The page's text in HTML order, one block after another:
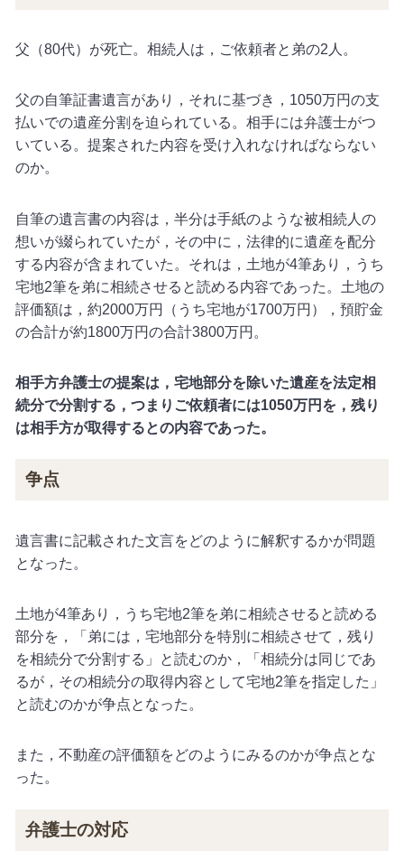
父（80代）が死亡。相続人は，ご依頼者と弟の2人。
父の自筆証書遺言があり，それに基づき，1050万円の支
払いでの遺産分割を迫られている。相手には弁護士がつ
いている。提案された内容を受け入れなければならない
のか。
自筆の遺言書の内容は，半分は手紙のような被相続人の
想いが綴られていたが，その中に，法律的に遺産を配分
する内容が含まれていた。それは，土地が4筆あり，うち
宅地2筆を弟に相続させると読める内容であった。土地の
評価額は，約2000万円（うち宅地が1700万円），預貯金
の合計が約1800万円の合計3800万円。
相手方弁護士の提案は，宅地部分を除いた遺産を法定相
続分で分割する，つまりご依頼者には1050万円を，残り
は相手方が取得するとの内容であった。
争点
遺言書に記載された文言をどのように解釈するかが問題
となった。
土地が4筆あり，うち宅地2筆を弟に相続させると読める
部分を，「弟には，宅地部分を特別に相続させて，残り
を相続分で分割する」と読むのか，「相続分は同じであ
るが，その相続分の取得内容として宅地2筆を指定した」
と読むのかが争点となった。
また，不動産の評価額をどのようにみるのかが争点とな
った。
弁護士の対応